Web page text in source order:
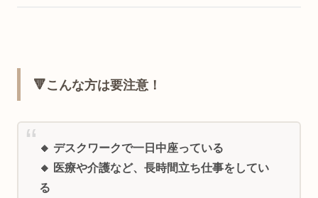
🔻こんな方は要注意！
🔸 デスクワークで一日中座っている
🔸 医療や介護など、長時間立ち仕事をしてい
る